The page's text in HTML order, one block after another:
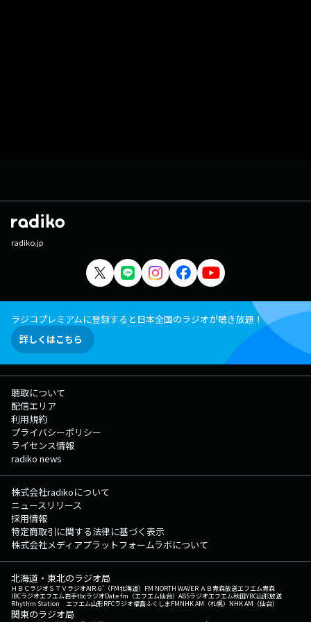
radiko.jp
ラジコプレミアムに登録すると日本全国のラジオが聴き放題！
詳しくはこちら
聴取について
配信エリア
利用規約
プライバシーポリシー
ライセンス情報
radiko news
株式会社radikoについて
ニュースリリース
採用情報
特定商取引に関する法律に基づく表示
株式会社メディアプラットフォームラボについて
北海道・東北のラジオ局
ＨＢＣラジオＳＴＶラジオAIR-G'（FM北海道） FM NORTH WAVEＲＡＢ青森放送エフエム青森
IBCラジオエフエム岩手tbcラジオDate fm（エフエム仙台） ABSラジオエフエム秋田YBC山形放送
Rhythm Station エフエム山形RFCラジオ福島ふくしまFMNHK AM（札幌） NHK AM（仙台）
関東のラジオ局